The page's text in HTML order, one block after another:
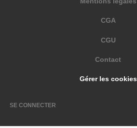
CGA
CGU
Contact
Gérer les cookies
SE CONNECTER